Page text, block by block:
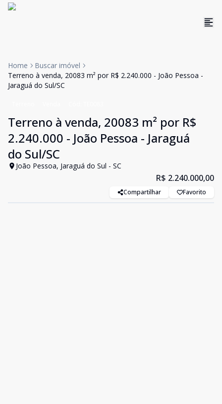
Home
Buscar imóvel
Terreno à venda, 20083 m² por R$ 2.240.000 - João Pessoa -
Jaraguá do Sul/SC
Terreno à venda, 20083 m² por R$
2.240.000 - João Pessoa - Jaraguá
do Sul/SC
João Pessoa, Jaraguá do Sul - SC
R$ 2.240.000,00
Compartilhar Favorito